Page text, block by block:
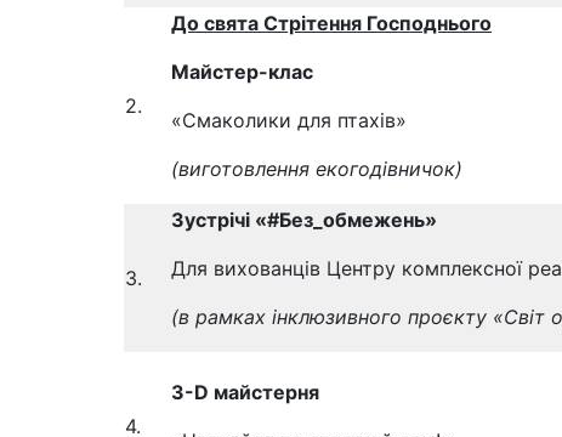
2.
До свята Стрітення Господнього
Майстер-клас
«Смаколики для птахів»
(виготовлення екогодівничок)
3.
Зустрічі «#Без_обмежень»
Для вихованців Центру комплексної
(в рамках інклюзивного проєкту «Cвіт
4.
3-D майстерня